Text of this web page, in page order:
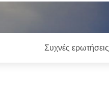
Συχνές ερωτήσεις